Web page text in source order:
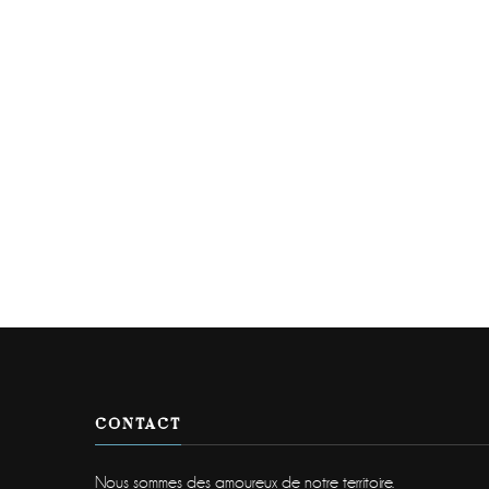
CONTACT
Nous sommes des amoureux de notre territoire.